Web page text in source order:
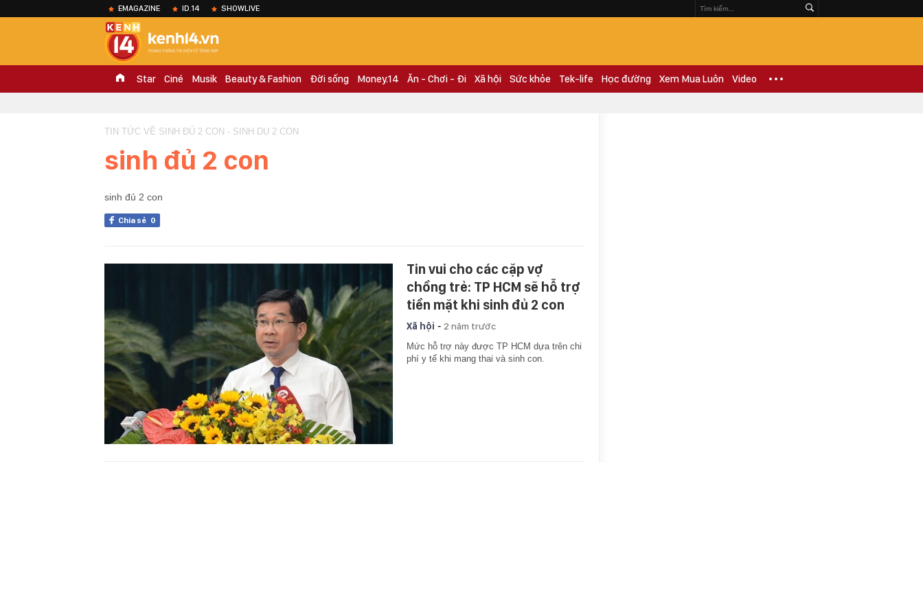
EMAGAZINE ID.14 SHOWLIVE
Star Ciné Musik Beauty & Fashion Đời sống Money.14 Ăn - Chơi - Đi Xã hội Sức khỏe Tek-life Học đường Xem Mua Luôn Video
TIN TỨC VỀ SINH ĐỦ 2 CON - SINH DU 2 CON
sinh đủ 2 con
sinh đủ 2 con
Chia sẻ 0
Tin vui cho các cặp vợ
chồng trẻ: TP HCM sẽ hỗ trợ
tiền mặt khi sinh đủ 2 con
Xã hội - 2 năm trước
Mức hỗ trợ này được TP HCM dựa trên chi
phí y tế khi mang thai và sinh con.